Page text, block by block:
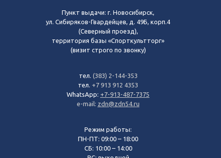
Пункт выдачи: г. Новосибирск,
ул. Сибиряков-Гвардейцев, д. 49Б, корп.4
(Северный проезд),
территория базы «Спорткультторг»
(визит строго по звонку)
тел. (383) 2-144-353
тел. +7 913 912 4353
WhatsApp: +7-913-487-7375
e-mail: zdn@zdn54.ru
Режим работы:
ПН-ПТ: 09:00 – 18:00
СБ: 10:00 – 14:00